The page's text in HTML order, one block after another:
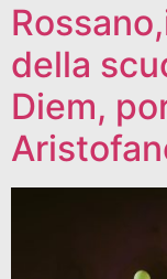
della
Diem,